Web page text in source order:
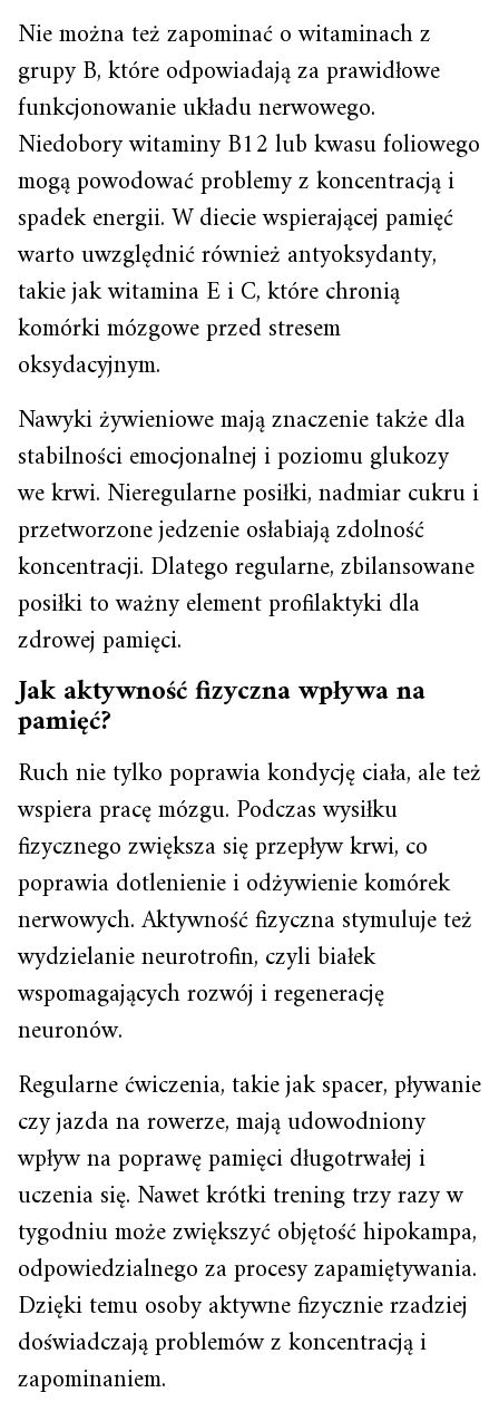
Nie można też zapominać o witaminach z
grupy B, które odpowiadają za prawidłowe
funkcjonowanie układu nerwowego.
Niedobory witaminy B12 lub kwasu foliowego
mogą powodować problemy z koncentracją i
spadek energii. W diecie wspierającej pamięć
warto uwzględnić również antyoksydanty,
takie jak witamina E i C, które chronią
komórki mózgowe przed stresem
oksydacyjnym.
Nawyki żywieniowe mają znaczenie także dla
stabilności emocjonalnej i poziomu glukozy
we krwi. Nieregularne posiłki, nadmiar cukru i
przetworzone jedzenie osłabiają zdolność
koncentracji. Dlatego regularne, zbilansowane
posiłki to ważny element profilaktyki dla
zdrowej pamięci.
Jak aktywność fizyczna wpływa na
pamięć?
Ruch nie tylko poprawia kondycję ciała, ale też
wspiera pracę mózgu. Podczas wysiłku
fizycznego zwiększa się przepływ krwi, co
poprawia dotlenienie i odżywienie komórek
nerwowych. Aktywność fizyczna stymuluje też
wydzielanie neurotrofin, czyli białek
wspomagających rozwój i regenerację
neuronów.
Regularne ćwiczenia, takie jak spacer, pływanie
czy jazda na rowerze, mają udowodniony
wpływ na poprawę pamięci długotrwałej i
uczenia się. Nawet krótki trening trzy razy w
tygodniu może zwiększyć objętość hipokampa,
odpowiedzialnego za procesy zapamiętywania.
Dzięki temu osoby aktywne fizycznie rzadziej
doświadczają problemów z koncentracją i
zapominaniem.